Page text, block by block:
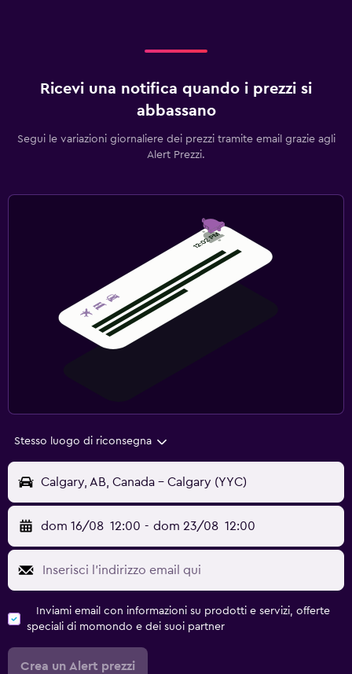
Ricevi una notifica quando i prezzi si
abbassano
Segui le variazioni giornaliere dei prezzi tramite email grazie agli
Alert Prezzi.
Stesso luogo di riconsegna
Calgary, AB, Canada - Calgary (YYC)
dom 16/08 12:00 - dom 23/08 12:00
Inviami email con informazioni su prodotti e servizi, offerte
speciali di momondo e dei suoi partner
Crea un Alert prezzi